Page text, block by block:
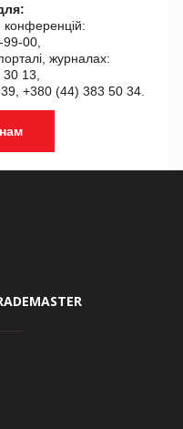
конференцій:
00,
журналах:
13,
+380 (44) 383 50 34.